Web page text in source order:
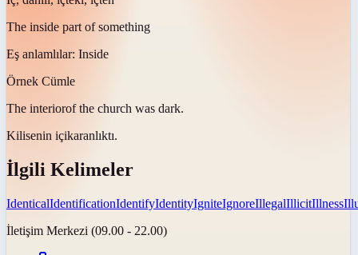
The inside part of something
Eş anlamlılar: Inside
Örnek Cümle
The interiorof the church was dark.
Kilisenin içikaranlıktı.
İlgili Kelimeler
IdenticalIdentificationIdentifyIdentityIgniteIgnoreIllegalIllicitIllness
İletişim Merkezi (09.00 - 22.00)